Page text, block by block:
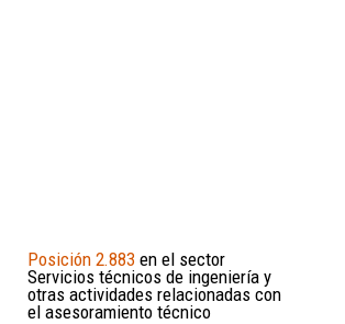
Posición 2.883 en el sector
Servicios técnicos de ingeniería y
otras actividades relacionadas con
el asesoramiento técnico